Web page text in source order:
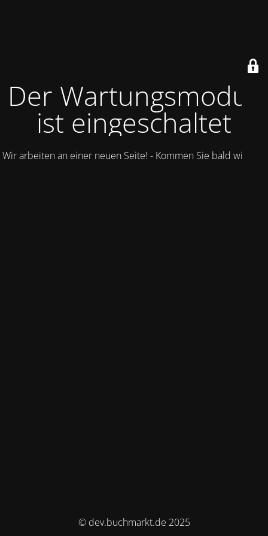
Der Wartungsmodus
ist eingeschaltet
Wir arbeiten an einer neuen Seite! - Kommen Sie bald wieder.
© dev.buchmarkt.de 2025